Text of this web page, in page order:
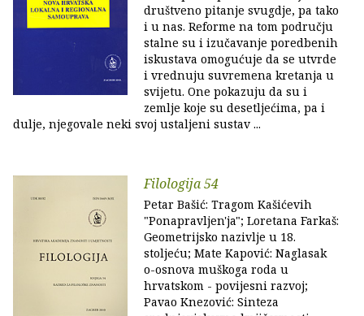
društveno pitanje svugdje, pa tako
i u nas. Reforme na tom području
stalne su i izučavanje poredbenih
iskustava omogućuje da se utvrde
i vrednuju suvremena kretanja u
svijetu. One pokazuju da su i
zemlje koje su desetljećima, pa i
dulje, njegovale neki svoj ustaljeni sustav ...
Filologija 54
Petar Bašić: Tragom Kašićevih
"Ponapravljen'ja"; Loretana Farkaš:
Geometrijsko nazivlje u 18.
stoljeću; Mate Kapović: Naglasak
o-osnova muškoga roda u
hrvatskom - povijesni razvoj;
Pavao Knezović: Sinteza